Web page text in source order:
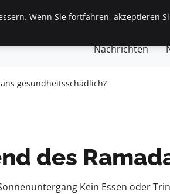
Finanzen & Immobilien
Nachrichten
gesundheitsschädlich?
des
Kein Essen oder
Wenn Sie fortfahren, akzeptieren